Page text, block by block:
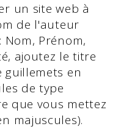
un site web à
de l'auteur
Prénom,
ajoutez le titre
guillemets en
de type
que vous mettez
majuscules).